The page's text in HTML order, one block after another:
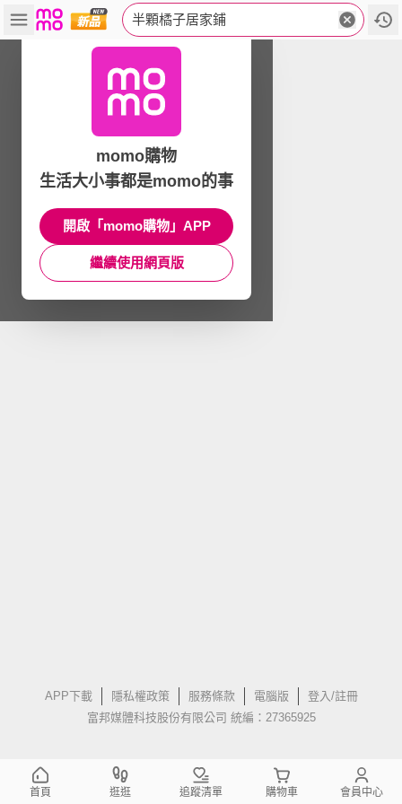
半顆橘子居家鋪
APP下載 隱私權政策 服務條款 電腦版
登入/註冊
富邦媒體科技股份有限公司 統編：27365925
momo購物
生活大小事都是momo的事
開啟「momo購物」APP
繼續使用網頁版
首頁 逛逛 追蹤清單 購物車 會員中心